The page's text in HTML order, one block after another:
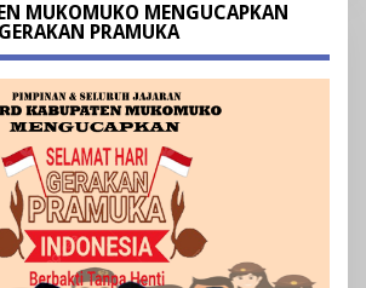
MUKOMUKO MENGUCAPKAN
PRAMUKA